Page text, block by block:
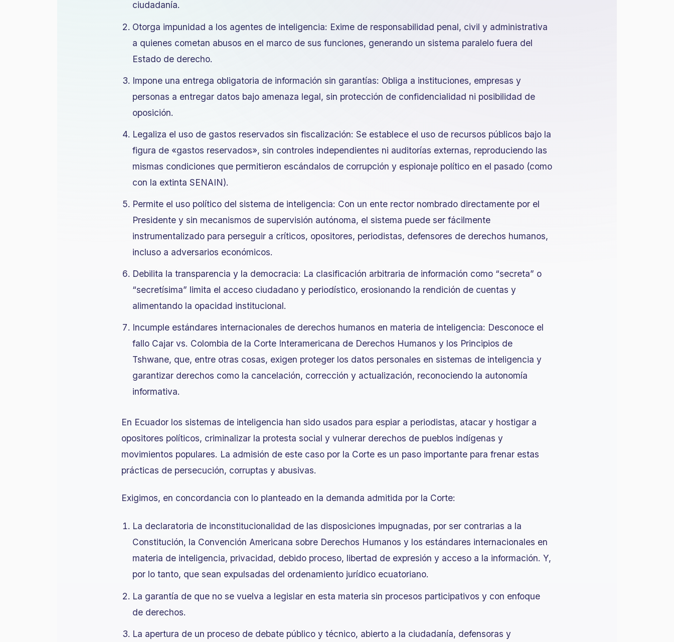
ciudadanía.
Otorga impunidad a los agentes de inteligencia: Exime de responsabilidad penal, civil y administrativa
a quienes cometan abusos en el marco de sus funciones, generando un sistema paralelo fuera del
Estado de derecho.
Impone una entrega obligatoria de información sin garantías: Obliga a instituciones, empresas y
personas a entregar datos bajo amenaza legal, sin protección de confidencialidad ni posibilidad de
oposición.
Legaliza el uso de gastos reservados sin fiscalización: Se establece el uso de recursos públicos bajo la
figura de «gastos reservados», sin controles independientes ni auditorías externas, reproduciendo las
mismas condiciones que permitieron escándalos de corrupción y espionaje político en el pasado (como
con la extinta SENAIN).
Permite el uso político del sistema de inteligencia: Con un ente rector nombrado directamente por el
Presidente y sin mecanismos de supervisión autónoma, el sistema puede ser fácilmente
instrumentalizado para perseguir a críticos, opositores, periodistas, defensores de derechos humanos,
incluso a adversarios económicos.
Debilita la transparencia y la democracia: La clasificación arbitraria de información como “secreta” o
“secretísima” limita el acceso ciudadano y periodístico, erosionando la rendición de cuentas y
alimentando la opacidad institucional.
Incumple estándares internacionales de derechos humanos en materia de inteligencia: Desconoce el
fallo Cajar vs. Colombia de la Corte Interamericana de Derechos Humanos y los Principios de
Tshwane, que, entre otras cosas, exigen proteger los datos personales en sistemas de inteligencia y
garantizar derechos como la cancelación, corrección y actualización, reconociendo la autonomía
informativa.
En Ecuador los sistemas de inteligencia han sido usados para espiar a periodistas, atacar y hostigar a
opositores políticos, criminalizar la protesta social y vulnerar derechos de pueblos indígenas y
movimientos populares. La admisión de este caso por la Corte es un paso importante para frenar estas
prácticas de persecución, corruptas y abusivas.
Exigimos, en concordancia con lo planteado en la demanda admitida por la Corte:
La declaratoria de inconstitucionalidad de las disposiciones impugnadas, por ser contrarias a la
Constitución, la Convención Americana sobre Derechos Humanos y los estándares internacionales en
materia de inteligencia, privacidad, debido proceso, libertad de expresión y acceso a la información. Y,
por lo tanto, que sean expulsadas del ordenamiento jurídico ecuatoriano.
La garantía de que no se vuelva a legislar en esta materia sin procesos participativos y con enfoque
de derechos.
La apertura de un proceso de debate público y técnico, abierto a la ciudadanía, defensoras y